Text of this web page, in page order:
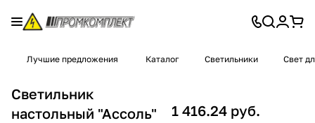
Лучшие предложения Каталог Светильники Свет
Светильник
настольный "Ассоль"
1 416.24 руб.